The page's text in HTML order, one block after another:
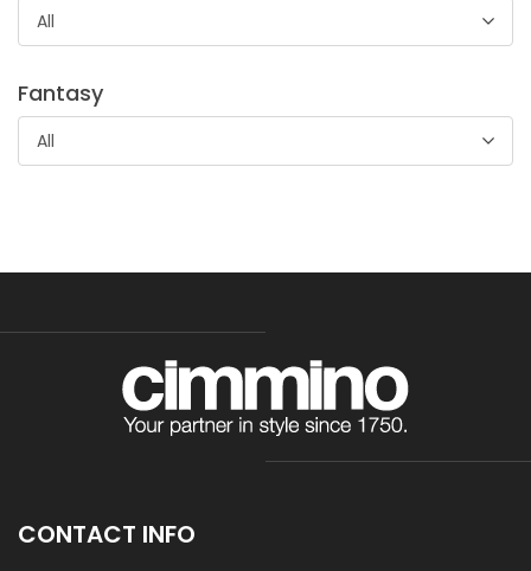
Tela 100 % cotone in altezza 180 cm ideale per ricamo di
tovaglie, tovaglioli, runner, accessori casa, abbigliamento
Tela Ricamo Etalana
scaldapiedi, scialli ed articoli da abbigliamento.
All
Fantasy
All
CONTACT INFO